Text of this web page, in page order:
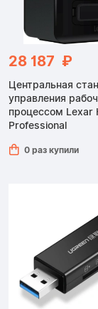
28 187 ₽
Центральная
управления
процессом Lexar
Professional
0 раз купили